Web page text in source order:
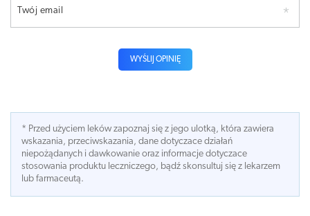
Twój email
WYŚLIJ OPINIĘ
* Przed użyciem leków zapoznaj się z jego ulotką, która zawiera
wskazania, przeciwskazania, dane dotyczace działań
niepożądanych i dawkowanie oraz informacje dotyczace
stosowania produktu leczniczego, bądź skonsultuj się z lekarzem
lub farmaceutą.